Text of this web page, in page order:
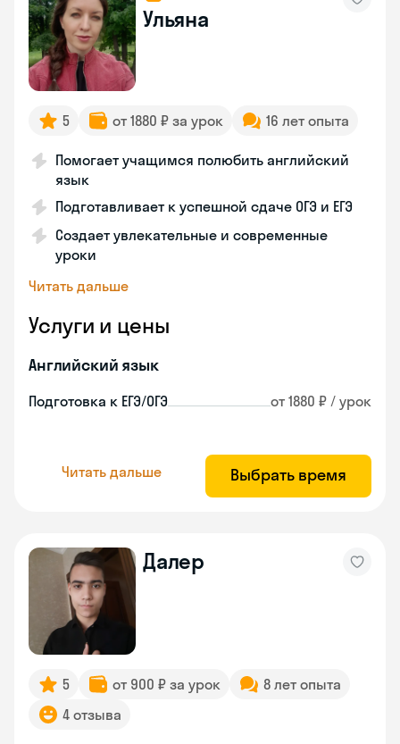
Ульяна
5 от 1880 ₽ за урок 16 лет опыта
Помогает учащимся полюбить английский
язык
Подготавливает к успешной сдаче ОГЭ и ЕГЭ
Создает увлекательные и современные
уроки
Читать дальше
Услуги и цены
Английский язык
Подготовка к ЕГЭ/ОГЭ от 1880 ₽ / урок
Читать дальше Выбрать время
Далер
5 от 900 ₽ за урок
8 лет опыта
4 отзыва